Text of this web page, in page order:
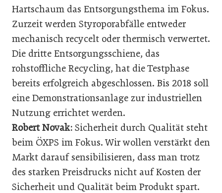
Hartschaum das Entsorgungsthema im Fokus.
Zurzeit werden Styroporabfälle entweder
mechanisch recycelt oder thermisch verwertet.
Die dritte Entsorgungsschiene, das
rohstoffliche Recycling, hat die Testphase
bereits erfolgreich abgeschlossen. Bis 2018 soll
eine Demonstrationsanlage zur industriellen
Nutzung errichtet werden.
Robert Novak: Sicherheit durch Qualität steht
beim ÖXPS im Fokus. Wir wollen verstärkt den
Markt darauf sensibilisieren, dass man trotz
des starken Preisdrucks nicht auf Kosten der
Sicherheit und Qualität beim Produkt spart.